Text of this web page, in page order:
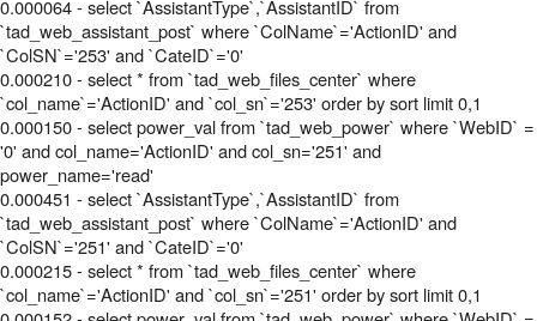
0.000064 - select `AssistantType`,`AssistantID` from
`tad_web_assistant_post` where `ColName`='ActionID' and
`ColSN`='253' and `CateID`='0'
0.000210 - select * from `tad_web_files_center` where
`col_name`='ActionID' and `col_sn`='253' order by sort limit 0,1
0.000150 - select power_val from `tad_web_power` where `WebID` =
'0' and col_name='ActionID' and col_sn='251' and
power_name='read'
0.000451 - select `AssistantType`,`AssistantID` from
`tad_web_assistant_post` where `ColName`='ActionID' and
`ColSN`='251' and `CateID`='0'
0.000215 - select * from `tad_web_files_center` where
`col_name`='ActionID' and `col_sn`='251' order by sort limit 0,1